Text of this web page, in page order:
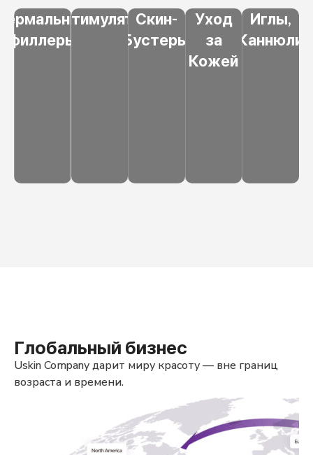
филлеры
Биостимуляторы
Скин-
Бустеры
Уход
за
Кожей
Иглы,
Каннюли
Глобальный бизнес
Uskin Company дарит миру красоту — вне границ
возраста и времени.